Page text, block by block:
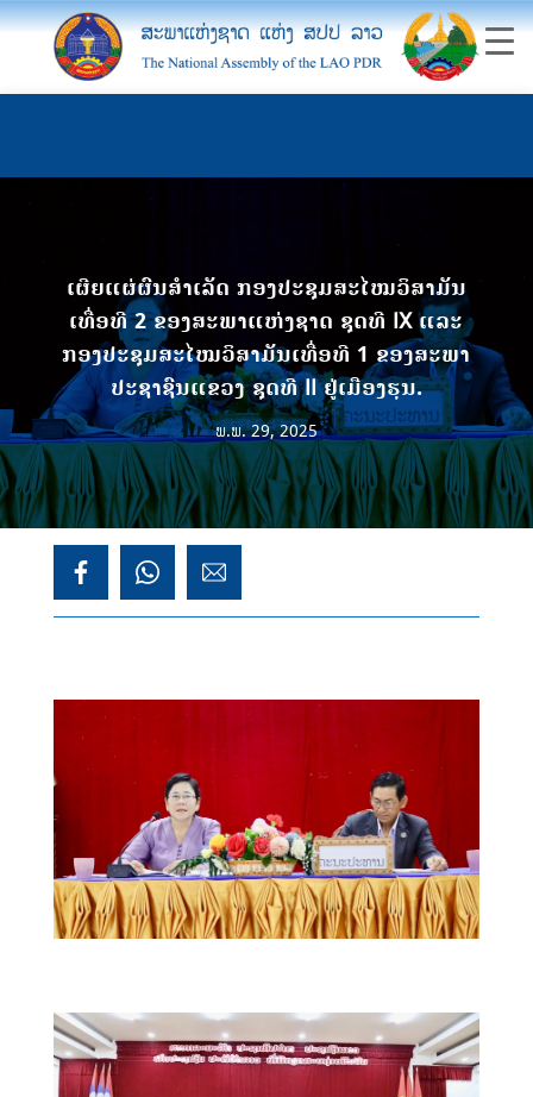
ເຜີຍແຜ່ຜົນສຳເລັດ ກອງປະຊຸມສະໄໝວິສາມັນ
ເທື່ອທີ 2 ຂອງສະພາແຫ່ງຊາດ ຊຸດທີ IX ແລະ
ກອງປະຊຸມສະໄໝວິສາມັນເທື່ອທີ 1 ຂອງສະພາ
ປະຊາຊົນແຂວງ ຊຸດທີ II ຢູ່ເມືອງຮຸນ.
ພ.ພ. 29, 2025